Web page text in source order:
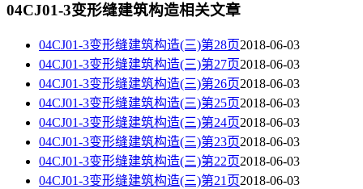
04CJ01-3变形缝建筑构造相关文章
04CJ01-3变形缝建筑构造(三)第28页2018-06-03
04CJ01-3变形缝建筑构造(三)第27页2018-06-03
04CJ01-3变形缝建筑构造(三)第26页2018-06-03
04CJ01-3变形缝建筑构造(三)第25页2018-06-03
04CJ01-3变形缝建筑构造(三)第24页2018-06-03
04CJ01-3变形缝建筑构造(三)第23页2018-06-03
04CJ01-3变形缝建筑构造(三)第22页2018-06-03
04CJ01-3变形缝建筑构造(三)第21页2018-06-03